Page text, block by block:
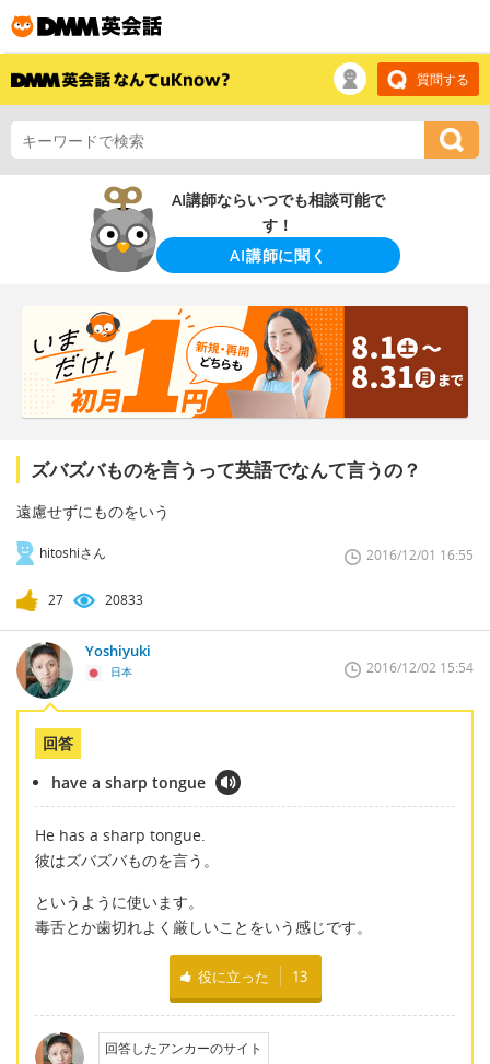
質問する
AI講師ならいつでも相談可能で
す！
AI講師に聞く
ズバズバものを言うって英語でなんて言うの？
遠慮せずにものをいう
hitoshiさん 2016/12/01 16:55
27 20833
Yoshiyuki
日本 2016/12/02 15:54
回答
have a sharp tongue
He has a sharp tongue.
彼はズバズバものを言う。
というように使います。
毒舌とか歯切れよく厳しいことをいう感じです。
役に立った 13
回答したアンカーのサイト